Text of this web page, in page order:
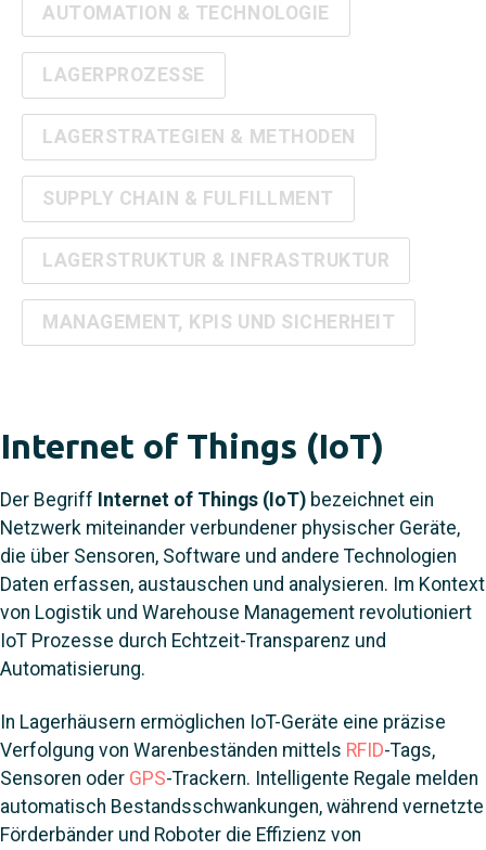
AUTOMATION & TECHNOLOGIE
LAGERPROZESSE
LAGERSTRATEGIEN & METHODEN
SUPPLY CHAIN & FULFILLMENT
LAGERSTRUKTUR & INFRASTRUKTUR
MANAGEMENT, KPIS UND SICHERHEIT
Internet of Things (IoT)
Der Begriff Internet of Things (IoT) bezeichnet ein
Netzwerk miteinander verbundener physischer Geräte,
die über Sensoren, Software und andere Technologien
Daten erfassen, austauschen und analysieren. Im Kontext
von Logistik und Warehouse Management revolutioniert
IoT Prozesse durch Echtzeit-Transparenz und
Automatisierung.
In Lagerhäusern ermöglichen IoT-Geräte eine präzise
Verfolgung von Warenbeständen mittels RFID-Tags,
Sensoren oder GPS-Trackern. Intelligente Regale melden
automatisch Bestandsschwankungen, während vernetzte
Förderbänder und Roboter die Effizienz von